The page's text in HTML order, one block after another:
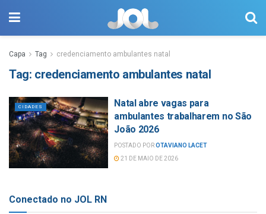
Capa Tag credenciamento ambulantes natal
Tag: credenciamento ambulantes natal
CIDADES
Natal abre vagas para
ambulantes trabalharem no São
João 2026
POSTADO POROTAVIANO LACET
21 DE MAIO DE 2026
Conectado no JOL RN